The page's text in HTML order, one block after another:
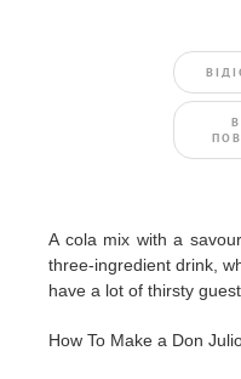
A cola mix with a
three-ingredient drink,
have a lot of thirsty
How To Make a Don